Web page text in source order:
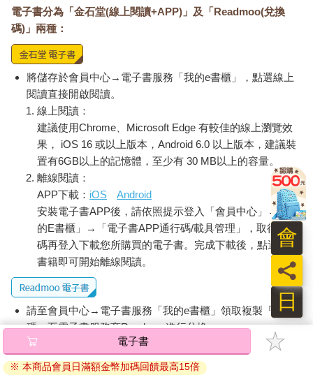
電子書分為「金石堂(線上閱讀+APP)」及「Readmoo(兌換
碼)」兩種：
將儲存於會員中心→電子書服務「我的e書櫃」，點選線上
閱讀直接開啟閱讀。
線上閱讀：
建議使用Chrome、Microsoft Edge 有較佳的線上瀏覽效
果， iOS 16 或以上版本，Android 6.0 以上版本，建議裝
置有6GB以上的記憶體，至少有 30 MB以上的容量。
離線閱讀：
APP下載： iOS
Android
安裝電子書APP後，請依照提示登入「會員中心」→「我
的E書櫃」→「電子書APP通行碼/載具管理」，取得通行
碼再登入下載您所購買的電子書。完成下載後，點選任一
書籍即可開始離線閱讀。
請至會員中心→電子書服務「我的e書櫃」領取複製『兌換
碼』至電子書服務商Readmoo進行兌換。
退換貨須知：
因版權保護，您在金石堂所購買的電子書僅能以金石堂專屬
電子書
※ 本商品會員日滿額金幣加碼回饋最高15倍
日
員
會